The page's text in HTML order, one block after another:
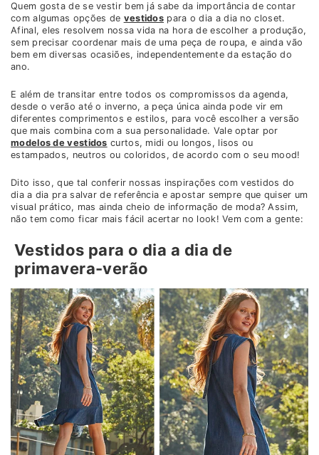
Quem gosta de se vestir bem já sabe da importância de contar
com algumas opções de vestidos para o dia a dia no closet.
Afinal, eles resolvem nossa vida na hora de escolher a produção,
sem precisar coordenar mais de uma peça de roupa, e ainda vão
bem em diversas ocasiões, independentemente da estação do
ano.
E além de transitar entre todos os compromissos da agenda,
desde o verão até o inverno, a peça única ainda pode vir em
diferentes comprimentos e estilos, para você escolher a versão
que mais combina com a sua personalidade. Vale optar por
modelos de vestidos curtos, midi ou longos, lisos ou
estampados, neutros ou coloridos, de acordo com o seu mood!
Dito isso, que tal conferir nossas inspirações com vestidos do
dia a dia pra salvar de referência e apostar sempre que quiser um
visual prático, mas ainda cheio de informação de moda? Assim,
não tem como ficar mais fácil acertar no look! Vem com a gente:
Vestidos para o dia a dia de
primavera-verão